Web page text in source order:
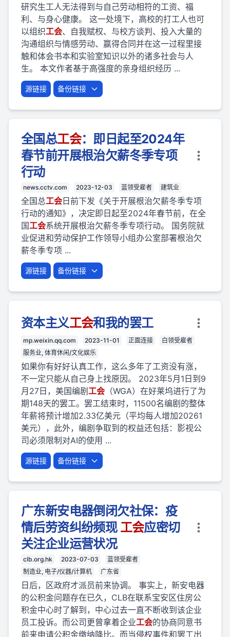
研究生工人无法得到与自己劳动相符的工资、福
利、与身心健康。 这一处境下，高校的打工人也可
以组织工会、自我赋权、与校方谈判、投入大量的
沟通组织与情感劳动、赢得合同并在这一过程里接
触和体会书本和实验室知识以外的诸多社会与人
生。 本文作者基于高强度的亲身组织经历 ...
源链接 备份链接
全国总工会：即日起至2024年
春节前开展根治欠薪冬季专项
行动
news.cctv.com 2023-12-03 蓝领受雇者 建筑业
全国总工会 日前下发《关于开展根治欠薪冬季专项
行动的通知》，决定即日起至2024年春节前，在全
国工会系统开展根治欠薪冬季专项行动。 国务院就
业促进和劳动保护工作领导小组办公室部署根治欠
薪冬季专项 ...
源链接 备份链接
资本主义工会和我的罢工
mp.weixin.qq.com 2023-11-01 正面连接
白领受雇者
服务业, 体育休闲/文化娱乐
如果你有好好认真工作，这么多年了工资没有涨，
不一定只能从自己身上找原因。‍‍ 2023年5月1日到9
月27日，美国编剧 工会 （WGA）在好莱坞进行了为
期148天的罢工。罢工结束时，11500名编剧的整体
年薪将预计增加2.33亿美元（平均每人增加20261
美元），此外，编剧争取到的权益还包括：影视公
司必须限制对AI的使用 ...
源链接 备份链接
广东新安电器倒闭欠社保：疫
情后劳资纠纷频现 工会应密切
关注企业运营状况
clb.org.hk 2023-07-03
蓝领受雇者
制造业, 电子/仪器/计算机
广东省
日后，区政府才派员前来协调。 事实上，新安电器
的公积金问题存在已久，CLB在联系宝安区住房公
积金中心时了解到，中心过去一直不断收到该企业
员工投诉。而公司更曾拿着企业工会的协商同意书
前来申请公积金缴纳降比。而当侵权事件和罢工出